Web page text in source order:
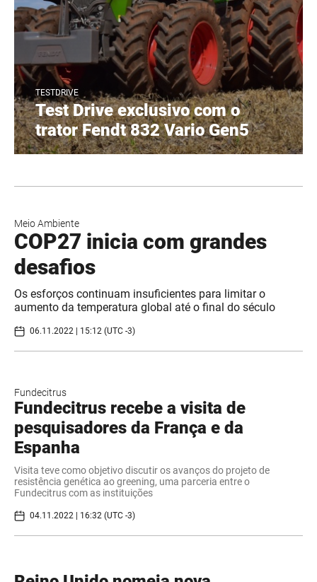
TESTDRIVE
Test Drive exclusivo com o
trator Fendt 832 Vario Gen5
Meio Ambiente
COP27 inicia com grandes
desafios
Os esforços continuam insuficientes para limitar o
aumento da temperatura global até o final do século
06.11.2022 | 15:12 (UTC -3)
Fundecitrus
Fundecitrus recebe a visita de
pesquisadores da França e da
Espanha
Visita teve como objetivo discutir os avanços do projeto de
resistência genética ao greening, uma parceria entre o
Fundecitrus com as instituições
04.11.2022 | 16:32 (UTC -3)